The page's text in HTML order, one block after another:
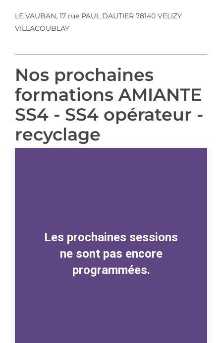
LE VAUBAN, 17 rue PAUL DAUTIER 78140 VELIZY
VILLACOUBLAY
Nos prochaines
formations AMIANTE
SS4 - SS4 opérateur -
recyclage
Les prochaines sessions
ne sont pas encore
programmées.